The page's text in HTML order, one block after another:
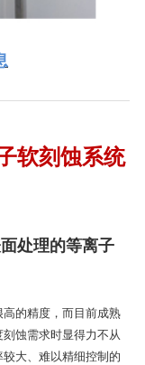
软刻蚀系统
处理的等离子
的精度，而目前成熟
蚀需求时显得力不从
大、难以精细控制的
蚀系统）
：